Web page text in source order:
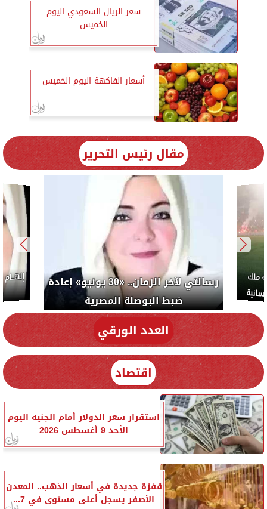
سعر الريال السعودي اليوم
الخميس
أسعار الفاكهة اليوم الخميس
مقال رئيس التحرير
رسالتي لآخر الزمان.. «30 يونيو» إعادة
ضبط البوصلة المصرية
«صلاح» ملك
والإنسانية
العدد الورقي
اقتصاد
استقرار سعر الدولار أمام الجنيه اليوم
الأحد 9 أغسطس 2026
قفزة جديدة في أسعار الذهب.. المعدن
الأصفر يسجل أعلى مستوى في 7...